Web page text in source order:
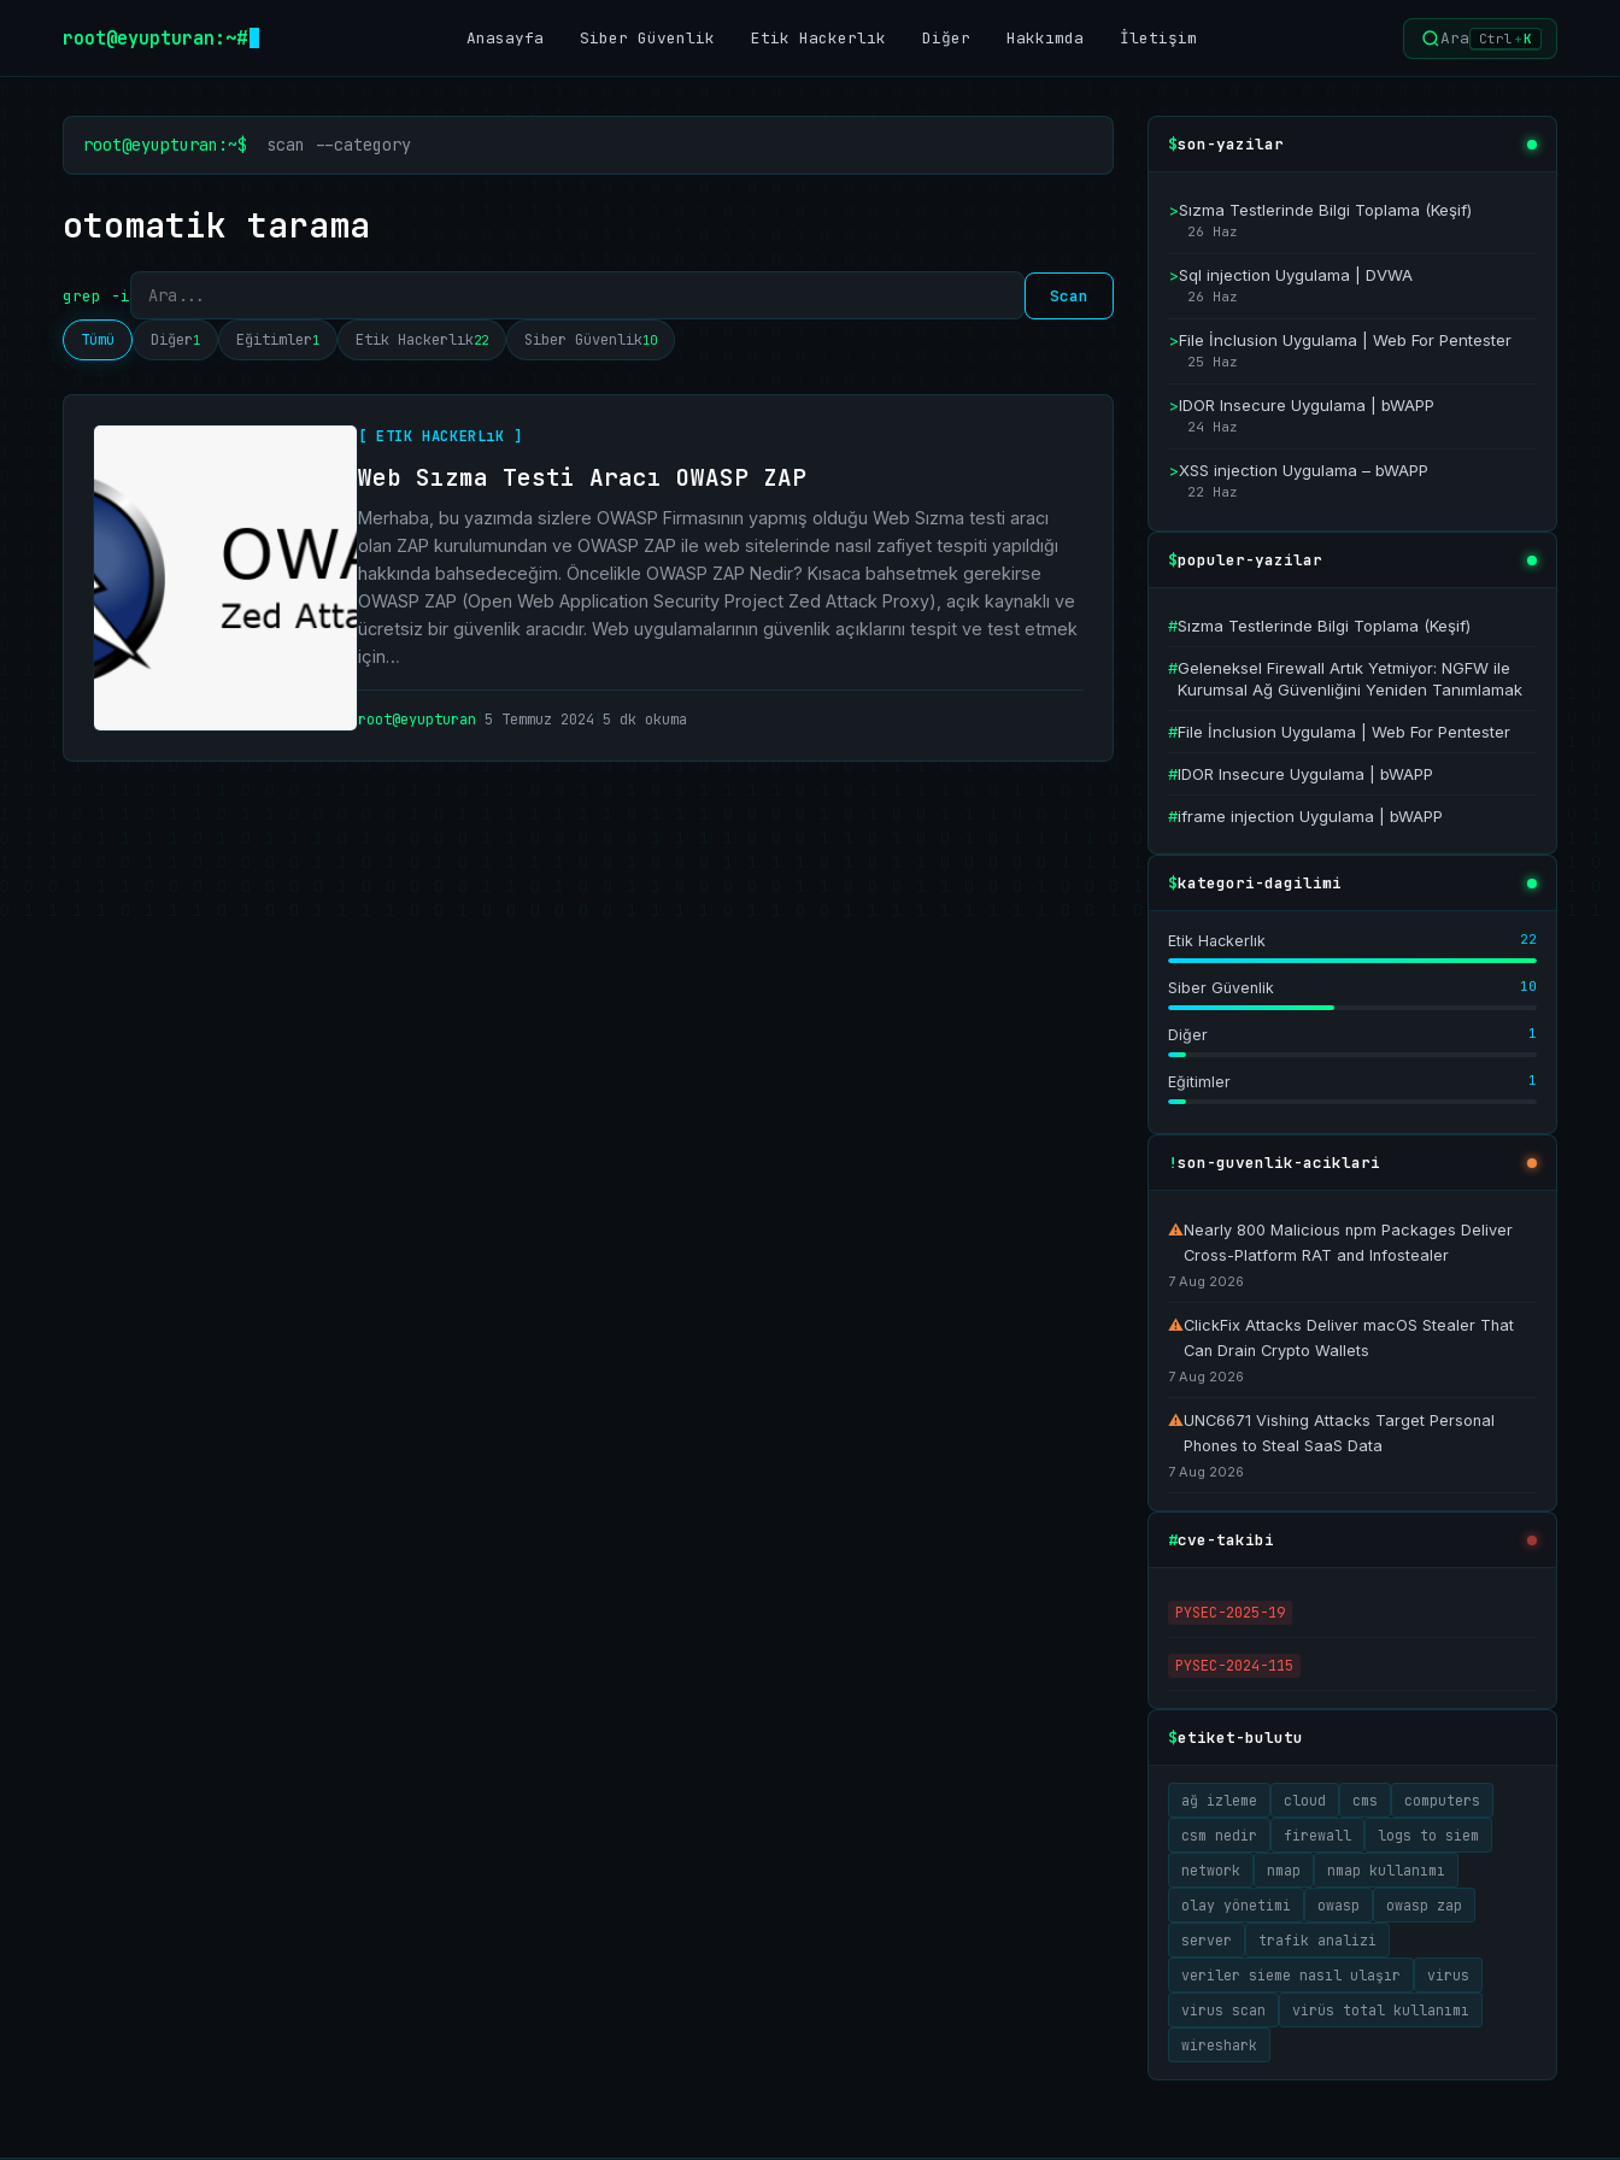
root@eyupturan:~# Anasayfa Siber Güvenlik Etik Hackerlık Diğer Hakkımda İletişim Ara Ctrl +K
root@eyupturan:~$ scan --category
otomatik tarama
grep -i Scan
Tümü Diğer1 Eğitimler1 Etik Hackerlık22 Siber Güvenlik10
[ ETIK HACKERLıK ]
Web Sızma Testi Aracı OWASP ZAP
Merhaba, bu yazımda sizlere OWASP Firmasının yapmış olduğu Web Sızma testi aracı
olan ZAP kurulumundan ve OWASP ZAP ile web sitelerinde nasıl zafiyet tespiti yapıldığı
hakkında bahsedeceğim. Öncelikle OWASP ZAP Nedir? Kısaca bahsetmek gerekirse
OWASP ZAP (Open Web Application Security Project Zed Attack Proxy), açık kaynaklı ve
ücretsiz bir güvenlik aracıdır. Web uygulamalarının güvenlik açıklarını tespit ve test etmek
için…
root@eyupturan 5 Temmuz 2024 5 dk okuma
$son-yazilar
>Sızma Testlerinde Bilgi Toplama (Keşif)
26 Haz
>Sql injection Uygulama | DVWA
26 Haz
>File İnclusion Uygulama | Web For Pentester
25 Haz
>IDOR Insecure Uygulama | bWAPP
24 Haz
>XSS injection Uygulama – bWAPP
22 Haz
$populer-yazilar
#Sızma Testlerinde Bilgi Toplama (Keşif)
#Geleneksel Firewall Artık Yetmiyor: NGFW ile
Kurumsal Ağ Güvenliğini Yeniden Tanımlamak
#File İnclusion Uygulama | Web For Pentester
#IDOR Insecure Uygulama | bWAPP
#iframe injection Uygulama | bWAPP
$kategori-dagilimi
Etik Hackerlık 22
Siber Güvenlik 10
Diğer 1
Eğitimler 1
!son-guvenlik-aciklari
⚠Nearly 800 Malicious npm Packages Deliver
Cross-Platform RAT and Infostealer
7 Aug 2026
⚠ClickFix Attacks Deliver macOS Stealer That
Can Drain Crypto Wallets
7 Aug 2026
⚠UNC6671 Vishing Attacks Target Personal
Phones to Steal SaaS Data
7 Aug 2026
#cve-takibi
PYSEC-2025-19
PYSEC-2024-115
$etiket-bulutu
ağ izleme cloud cms
computers
csm nedir
firewall
logs to siem
network
nmap
nmap kullanımı
olay yönetimi
owasp
owasp zap
server
trafik analizi
veriler sieme nasıl ulaşır
virus
virus scan
virüs total kullanımı
wireshark